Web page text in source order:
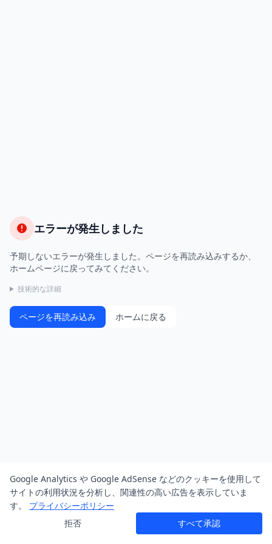
エラーが発生しました
予期しないエラーが発生しました。ページを再読み込みするか、
ホームページに戻ってみてください。
技術的な詳細
ページを再読み込み ホームに戻る
Google Analytics や Google AdSense などのクッキーを使用して
サイトの利用状況を分析し、関連性の高い広告を表示していま
す。
プライバシーポリシー
拒否
すべて承認